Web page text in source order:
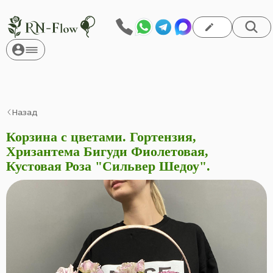
Назад
Корзина с цветами. Гортензия,
Хризантема Бигуди Фиолетовая,
Кустовая Роза "Сильвер Шедоу".